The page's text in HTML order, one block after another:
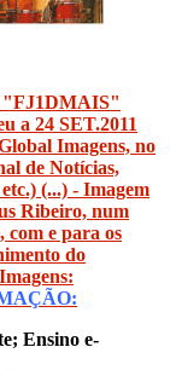
"FJ1DMAIS"
a 24 SET.2011
Imagens, no
de Notícias,
(...) - Imagem
Ribeiro, num
com e para os
do
Ensino e-